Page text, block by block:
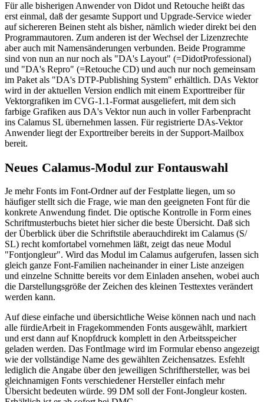
Für alle bisherigen Anwender von Didot und Retouche heißt das
erst einmal, daß der gesamte Support und Upgrade-Service wieder
auf sichereren Beinen steht als bisher, nämlich wieder direkt bei den
Programmautoren. Zum anderen ist der Wechsel der Lizenzrechte
aber auch mit Namensänderungen verbunden. Beide Programme
sind von nun an nur noch als "DA's Layout" (=DidotProfessional)
und "DA's Repro" (=Retouche CD) und auch nur noch gemeinsam
im Paket als "DA's DTP-Publishing System" erhältlich. DAs Vektor
wird in der aktuellen Version endlich mit einem Exporttreiber für
Vektorgrafiken im CVG-1.1-Format ausgeliefert, mit dem sich
farbige Grafiken aus DA's Vektor nun auch in voller Farbenpracht
ins Calamus SL übernehmen lassen. Für registrierte DAs-Vektor
Anwender liegt der Exporttreiber bereits in der Support-Mailbox
bereit.
Neues Calamus-Modul zur Fontauswahl
Je mehr Fonts im Font-Ordner auf der Festplatte liegen, um so
häufiger stellt sich die Frage, wie man den geeigneten Font für die
konkrete Anwendung findet. Die optische Kontrolle in Form eines
Schriftmusterbuchs bietet hier sicher die beste Übersicht. Daß sich
der Überblick über die Schriftstile aberauchdirekt im Calamus (S/
SL) recht komfortabel vornehmen läßt, zeigt das neue Modul
"Fontjongleur". Wird das Modul im Calamus aufgerufen, lassen sich
gleich ganze Font-Familien nacheinander in einer Liste anzeigen
und einzelne Schnitte bereits vor dem Einladen ansehen, wobei auch
die Darstellungsgröße der Zeichen des kleinen Testtextes verändert
werden kann.
Auf diese einfache und übersichtliche Weise können nach und nach
alle fürdieArbeit in Fragekommenden Fonts ausgewählt, markiert
und erst dann auf Knopfdruck komplett in den Arbeitsspeicher
geladen werden. Das FontImage wird im Formular ebenso angezeigt
wie der vollständige Name des gewählten Zeichensatzes. Esfehlt
lediglich die Angabe über den jeweiligen Schrifthersteller, was bei
gleichnamigen Fonts verschiedener Hersteller einfach mehr
Übersicht bedeuten würde. 99 DM soll der Font-Jongleur kosten.